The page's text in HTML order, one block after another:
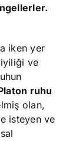
iken yer
ve
ruhu
olan,
isteyen ve